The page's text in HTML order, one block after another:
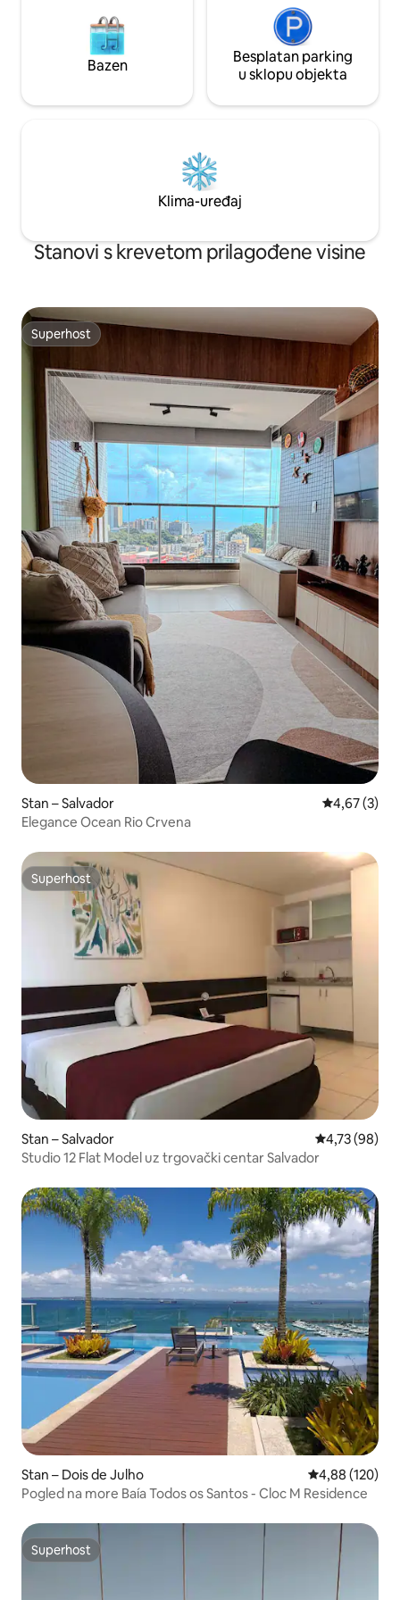
Bazen
Besplatan parking
u sklopu objekta
Klima-uređaj
Stanovi s krevetom prilagođene visine
Superhost
Superhost
Stan – Salvador Prosječna
4,67 (3)
Elegance Ocean Rio Crvena
Superhost
Superhost
Stan – Salvador Prosječna
4,73 (98)
Studio 12 Flat Model uz trgovački centar Salvador
Stan – Dois de Julho Prosječna
4,88 (120)
Pogled na more Baía Todos os Santos - Cloc M Residence
Superhost
Superhost